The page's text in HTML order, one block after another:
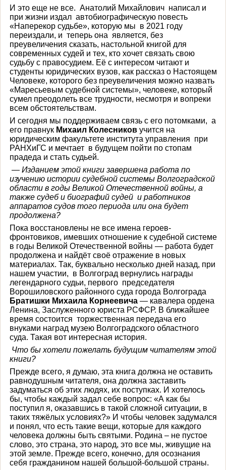
И это еще не все. Анатолий Михайлович написал и
при жизни издал автобиографическую повесть
«Наперекор судьбе», которую мы в 2021 году
переиздали, и теперь она является, без
преувеличения сказать, настольной книгой для
современных судей и тех, кто хочет связать свою
судьбу с правосудием. Её с интересом читают и
студенты юридических вузов, как рассказ о Настоящем
Человеке, которого без преувеличения можно назвать
«Маресьевым судебной системы», человеке, который
сумел преодолеть все трудности, несмотря и вопреки
всем обстоятельствам.
И сегодня мы поддерживаем связь с его потомками, а
его правнук Михаил Колесниковучится на
юридическим факультете института управления при
РАНХиГС и мечтает в будущем пойти по стопам
прадеда и стать судьей.
— Изданием этой книги завершена работа по
изучению истории судебной системы Волгоградской
области в годы Великой Отечественной войны, а
также судеб и биографий судей и работников
аппаратов судов того периода или она будет
продолжена?
Пока восстановлены не все имена героев-
фронтовиков, имевших отношение к судебной системе
в годы Великой Отечественной войны — работа будет
продолжена и найдёт своё отражение в новых
материалах. Так, буквально несколько дней назад, при
нашем участии, в Волгоград вернулись награды
легендарного судьи, первого председателя
Ворошиловского районного суда города Волгограда
Братишки Михаила Корнеевича— кавалера ордена
Ленина, Заслуженного юриста РСФСР. В ближайшее
время состоится торжественная передача его
внуками наград музею Волгоградского областного
суда. Такая вот интересная история.
Что бы хотели пожелать будущим читателям этой
книги?
Прежде всего, я думаю, эта книга должна не оставить
равнодушным читателя, она должна заставить
задуматься об этих людях, их поступках. И хотелось
бы, чтобы каждый задал себе вопрос: «А как бы
поступил я, оказавшись в такой сложной ситуации, в
таких тяжёлых условиях?» И чтобы человек задумался
и понял, что есть такие вещи, которые для каждого
человека должны быть святыми. Родина – не пустое
слово, это страна, это народ, это все мы, живущие на
этой земле. Прежде всего, конечно, для осознания
себя гражданином нашей большой-большой страны.